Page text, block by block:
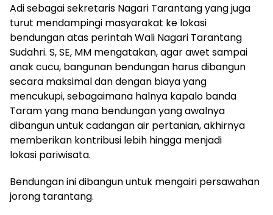
Adi sebagai sekretaris Nagari Tarantang yang juga
turut mendampingi masyarakat ke lokasi
bendungan atas perintah Wali Nagari Tarantang
Sudahri. S, SE, MM mengatakan, agar awet sampai
anak cucu, bangunan bendungan harus dibangun
secara maksimal dan dengan biaya yang
mencukupi, sebagaimana halnya kapalo banda
Taram yang mana bendungan yang awalnya
dibangun untuk cadangan air pertanian, akhirnya
memberikan kontribusi lebih hingga menjadi
lokasi pariwisata.
Bendungan ini dibangun untuk mengairi persawahan
jorong tarantang.